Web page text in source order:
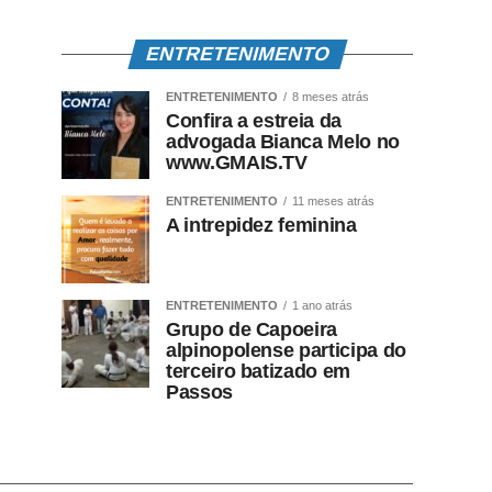
ENTRETENIMENTO
ENTRETENIMENTO 8 meses atrás
Confira a estreia da
advogada Bianca Melo no
www.GMAIS.TV
ENTRETENIMENTO 11 meses atrás
A intrepidez feminina
ENTRETENIMENTO 1 ano atrás
Grupo de Capoeira
alpinopolense participa do
terceiro batizado em
Passos